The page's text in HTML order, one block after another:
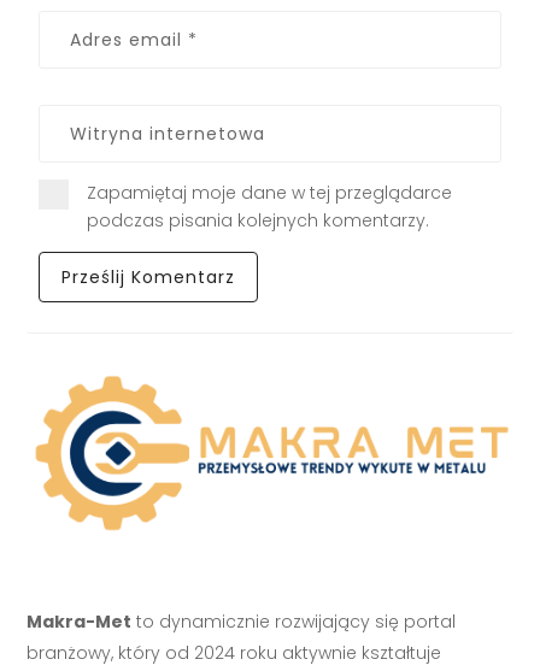
Zapamiętaj moje dane w tej przeglądarce
podczas pisania kolejnych komentarzy.
Makra-Met to dynamicznie rozwijający się portal
branżowy, który od 2024 roku aktywnie kształtuje